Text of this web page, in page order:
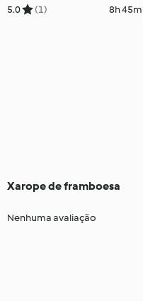
5.0 (1) 8h
Xarope de framboesa
Nenhuma avaliação